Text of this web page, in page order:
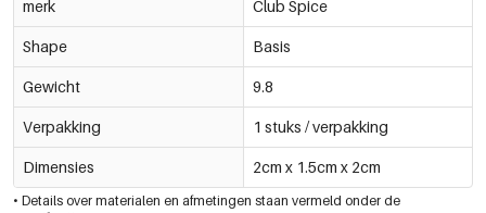
merk Club Spice
Shape Basis
Gewicht 9.8
Verpakking 1 stuks / verpakking
Dimensies 2cm x 1.5cm x 2cm
• Details over materialen en afmetingen staan vermeld onder de